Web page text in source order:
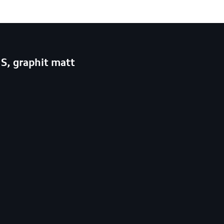
graphit matt